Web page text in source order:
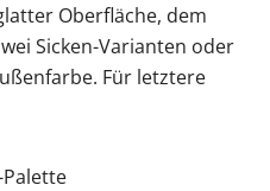
Oberfläche, dem
Sicken-Varianten oder
Für letztere